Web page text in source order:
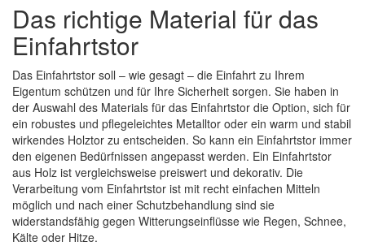
Das richtige Material für das
Einfahrtstor
Das Einfahrtstor soll – wie gesagt – die Einfahrt zu Ihrem
Eigentum schützen und für Ihre Sicherheit sorgen. Sie haben in
der Auswahl des Materials für das Einfahrtstor die Option, sich für
ein robustes und pflegeleichtes Metalltor oder ein warm und stabil
wirkendes Holztor zu entscheiden. So kann ein Einfahrtstor immer
den eigenen Bedürfnissen angepasst werden. Ein Einfahrtstor
aus Holz ist vergleichsweise preiswert und dekorativ. Die
Verarbeitung vom Einfahrtstor ist mit recht einfachen Mitteln
möglich und nach einer Schutzbehandlung sind sie
widerstandsfähig gegen Witterungseinflüsse wie Regen, Schnee,
Kälte oder Hitze.